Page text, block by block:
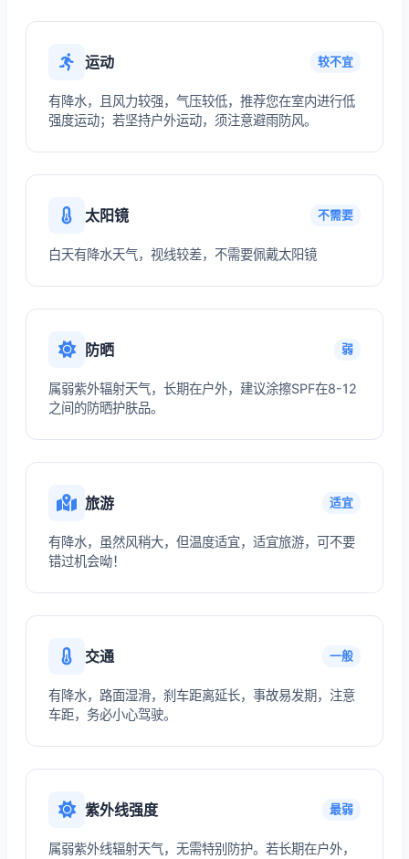
运动 较不宜
有降水，且风力较强，气压较低，推荐您在室内进行低
强度运动；若坚持户外运动，须注意避雨防风。
太阳镜 不需要
白天有降水天气，视线较差，不需要佩戴太阳镜
防晒 弱
属弱紫外辐射天气，长期在户外，建议涂擦SPF在8-12
之间的防晒护肤品。
旅游 适宜
有降水，虽然风稍大，但温度适宜，适宜旅游，可不要
错过机会呦！
交通 一般
有降水，路面湿滑，刹车距离延长，事故易发期，注意
车距，务必小心驾驶。
紫外线强度 最弱
属弱紫外线辐射天气，无需特别防护。若长期在户外，